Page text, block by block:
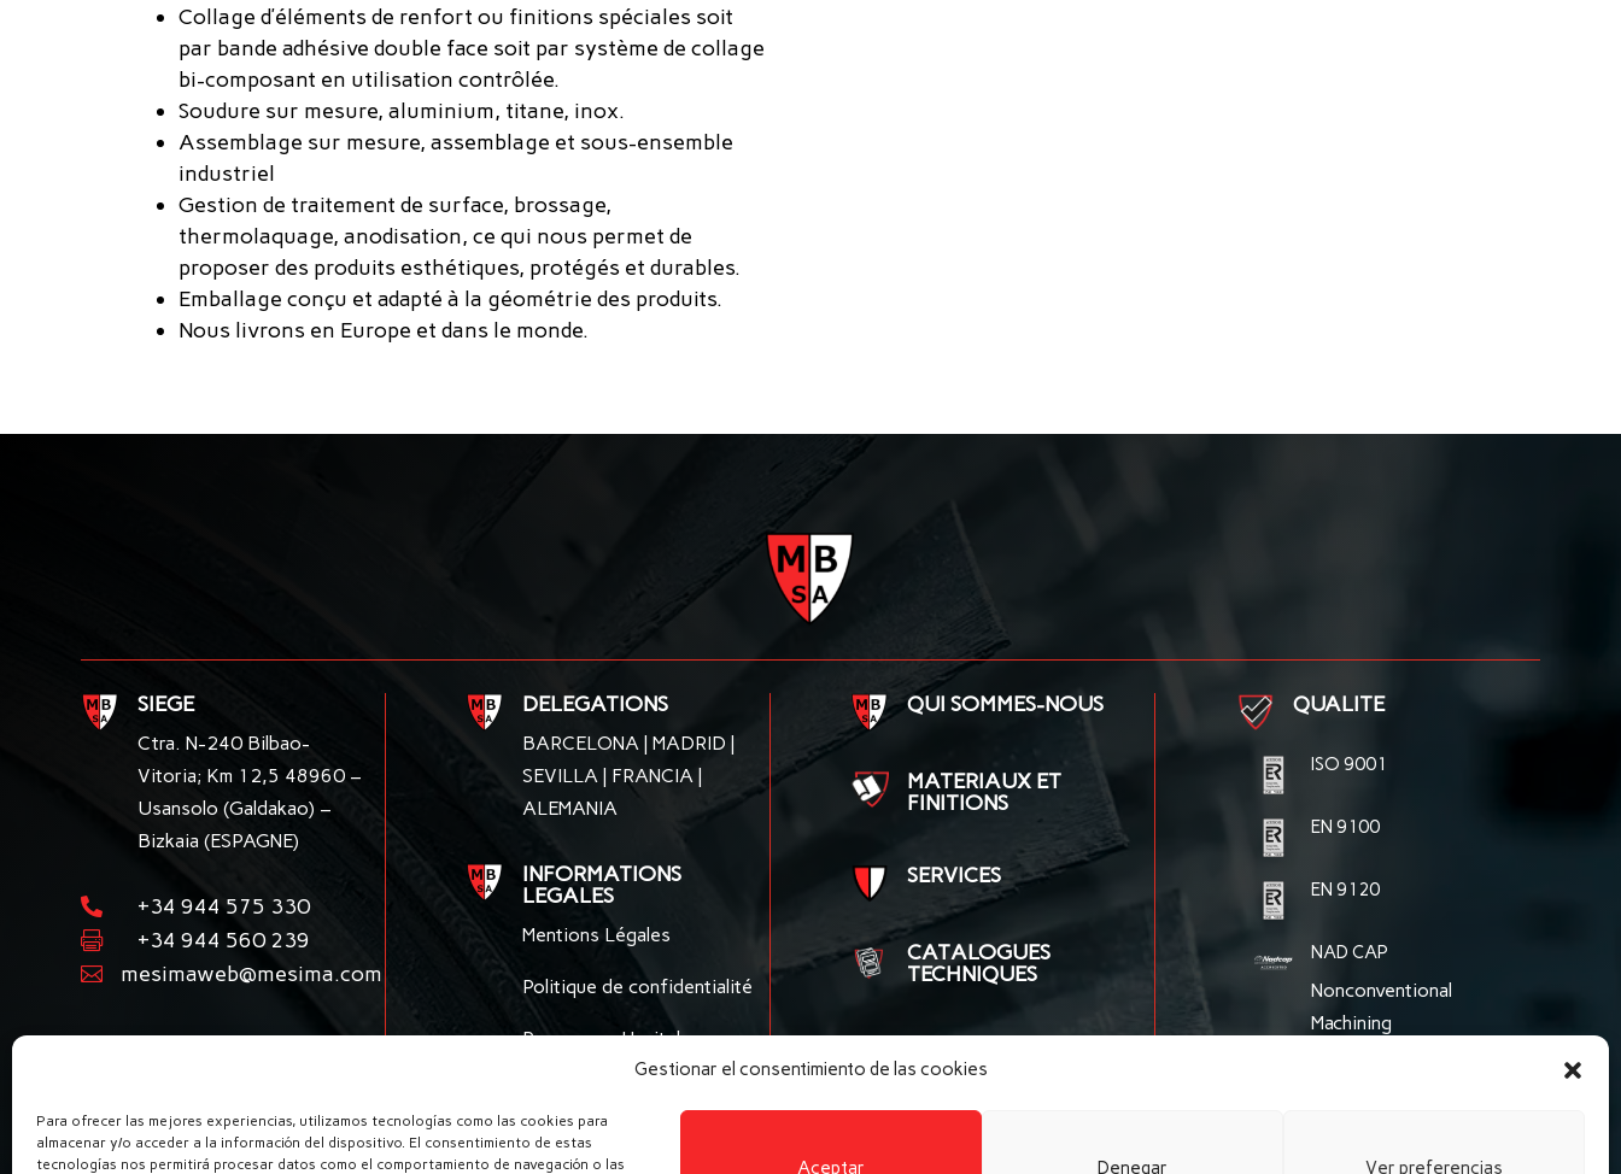
Gestionar el consentimiento de las cookies
Para ofrecer las mejores experiencias, utilizamos tecnologías como las cookies para
almacenar y/o acceder a la información del dispositivo. El consentimiento de estas
tecnologías nos permitirá procesar datos como el comportamiento de navegación o las
Aceptar Denegar Ver preferencias
Collage d’éléments de renfort ou finitions spéciales soit
par bande adhésive double face soit par système de collage
bi-composant en utilisation contrôlée.
Soudure sur mesure, aluminium, titane, inox.
Assemblage sur mesure, assemblage et sous-ensemble
industriel
Gestion de traitement de surface, brossage,
thermolaquage, anodisation, ce qui nous permet de
proposer des produits esthétiques, protégés et durables.
Emballage conçu et adapté à la géométrie des produits.
Nous livrons en Europe et dans le monde.
SIEGE
Ctra. N-240 Bilbao-
Vitoria; Km 12,5 48960 –
Usansolo (Galdakao) –
Bizkaia (ESPAGNE)
 +34 944 575 330
 +34 944 560 239
 mesimaweb@mesima.com
DELEGATIONS
BARCELONA | MADRID |
SEVILLA | FRANCIA |
ALEMANIA
INFORMATIONS
LEGALES
Mentions Légales
Politique de confidentialité
Programme Hazitek
QUI SOMMES-NOUS
MATERIAUX ET
FINITIONS
SERVICES
CATALOGUES
TECHNIQUES
QUALITE
ISO 9001
EN 9100
EN 9120
NAD CAP
Nonconventional
Machining